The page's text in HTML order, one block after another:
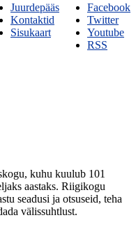
Facebook
Twitter
Youtube
RSS
Juurdepääs
Kontaktid
Sisukaart
kuhu kuulub 101
aastaks. Riigikogu
seadusi ja otsuseid, teha
välissuhtlust.